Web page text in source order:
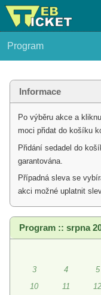
Program
Informace
Po výběru akce a
moci přidat do košíku
Přidání sedadel do
garantována.
Případná sleva se
akci možné uplatnit
Program :: srpna
3
4 5
10
11 12